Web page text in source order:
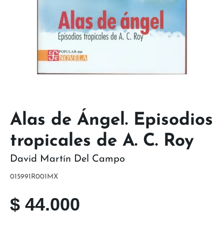
$ 44.000
015991R001MX
David Martín Del Campo
Alas de Ángel. Episodios
tropicales de A. C. Roy